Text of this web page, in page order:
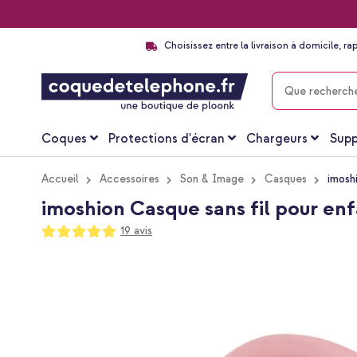
Choisissez entre la livraison à domicile,
CHERCHER
Coques Protections d'écran Chargeurs
Accueil Accessoires Son & Image Casques
imoshion Casque sans fil pour
Notation:
100
100
19 avis